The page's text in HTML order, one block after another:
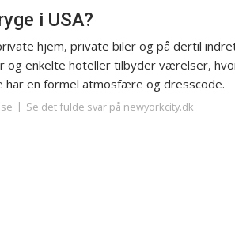
i USA?
hjem, private biler og på dertil
og enkelte hoteller tilbyder værelser,
har en formel atmosfære og dresscode.
Se det fulde svar på newyorkcity.dk